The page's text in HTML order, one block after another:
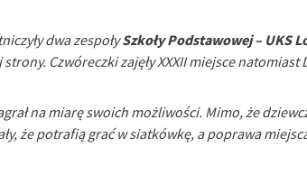
dwa zespołySzkoły Podstawowej – UKS
Czwóreczki zajęły XXXII miejsce natomiast
na miarę swoich możliwości. Mimo, że
że potrafią grać w siatkówkę, a poprawa